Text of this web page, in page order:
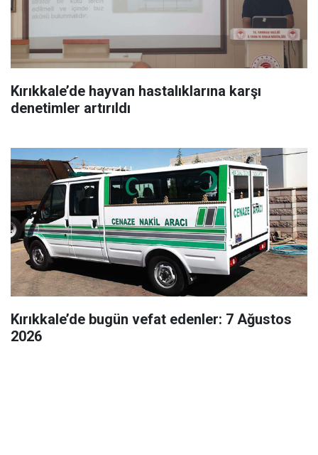
Kırıkkale’de hayvan hastalıklarına karşı
denetimler artırıldı
Kırıkkale’de bugün vefat edenler: 7 Ağustos
2026